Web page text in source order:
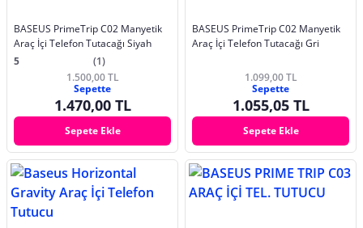
BASEUS PrimeTrip C02 Manyetik
Araç İçi Telefon Tutacağı Siyah
5
(1)
1.500,00 TL
Sepette
1.470,00 TL
Sepete Ekle
BASEUS PrimeTrip C02 Manyetik
Araç İçi Telefon Tutacağı Gri
1.099,00 TL
Sepette
1.055,05 TL
Sepete Ekle